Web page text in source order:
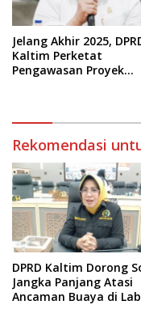
Jelang Akhir 2025,
Kaltim Perketat
Pengawasan Proyek
Rekomendasi
DPRD Kaltim Dorong
Jangka Panjang Atasi
Ancaman Buaya di